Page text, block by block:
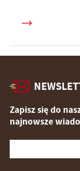
Zapisz się do
najnowsze